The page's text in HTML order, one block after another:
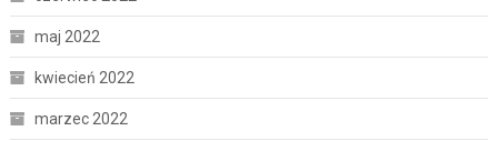
maj 2022
kwiecień 2022
marzec 2022